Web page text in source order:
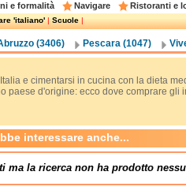
e formalità Navigare Ristoranti e
'italiano'|Scuole|
(3406) Pescara (1047)
e cimentarsi in cucina con la dieta
paese d'origine: ecco dove comprare gli
interessare anche...
ma la ricerca non ha prodotto